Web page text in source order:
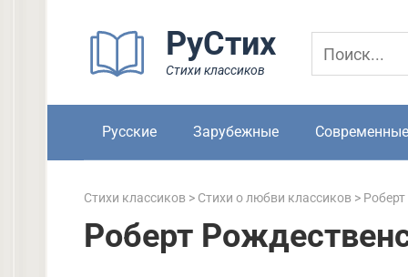
РуСтих
Стихи классиков
Русские Зарубежные Современные
Стихи классиков > Стихи о любви классиков >
Роберт